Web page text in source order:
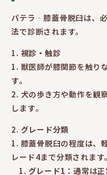
パテラ‐膝蓋骨脱臼は、
法で診断されます。
視診・触診
獣医師が膝関節を触り
す。
犬の歩き方や動作を観
します。
グレード分類
膝蓋骨脱臼の程度は、
レード4まで分類されます。
グレード1 ：通常は